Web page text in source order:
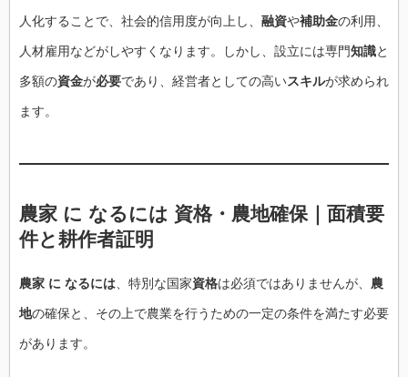
人化することで、社会的信用度が向上し、 融資や補助金の利用、
人材雇用などがしやすくなります。しかし、設立には専門知識と
多額の資金が必要であり、経営者としての高いスキルが求められ
ます。
農家 に なるには 資格・農地確保｜面積要
件と耕作者証明
農家 に なるには 、特別な国家資格は必須ではありませんが、 農
地の確保と、その上で農業を行うための一定の条件を満たす必要
があります。